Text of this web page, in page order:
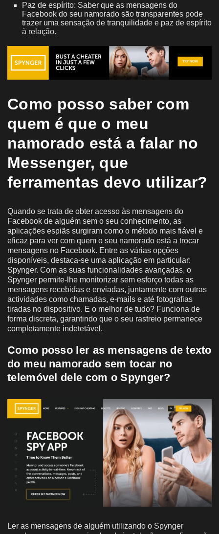
Paz de espírito: Saber que as mensagens do
Facebook do seu namorado são transparentes pode
trazer uma sensação de tranquilidade e paz de espírito
à relação.
Como posso saber com
quem é que o meu
namorado está a falar no
Messenger, que
ferramentas devo utilizar?
Quando se trata de obter acesso às mensagens do
Facebook de alguém sem o seu conhecimento, as
aplicações espiãs surgiram como o método mais fiável e
eficaz para ver com quem o seu namorado está a trocar
mensagens no Facebook. Entre as várias opções
disponíveis, destaca-se uma aplicação em particular:
Spynger. Com as suas funcionalidades avançadas, o
Spynger permite-lhe monitorizar sem esforço todas as
mensagens recebidas e enviadas, juntamente com outras
actividades como chamadas, e-mails e até fotografias
tiradas no dispositivo. E o melhor de tudo? Funciona de
forma discreta, garantindo que o seu rastreio permanece
completamente indetetável.
Como posso ler as mensagens de texto
do meu namorado sem tocar no
telemóvel dele com o Spynger?
Ler as mensagens de alguém utilizando o Spynger